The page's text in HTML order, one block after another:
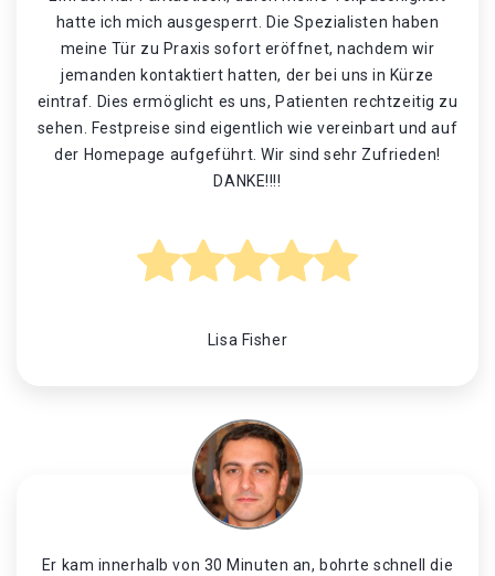
hatte ich mich ausgesperrt. Die Spezialisten haben
meine Tür zu Praxis sofort eröffnet, nachdem wir
jemanden kontaktiert hatten, der bei uns in Kürze
eintraf. Dies ermöglicht es uns, Patienten rechtzeitig zu
sehen. Festpreise sind eigentlich wie vereinbart und auf
der Homepage aufgeführt. Wir sind sehr Zufrieden!
DANKE!!!!
Lisa Fisher
Er kam innerhalb von 30 Minuten an, bohrte schnell die